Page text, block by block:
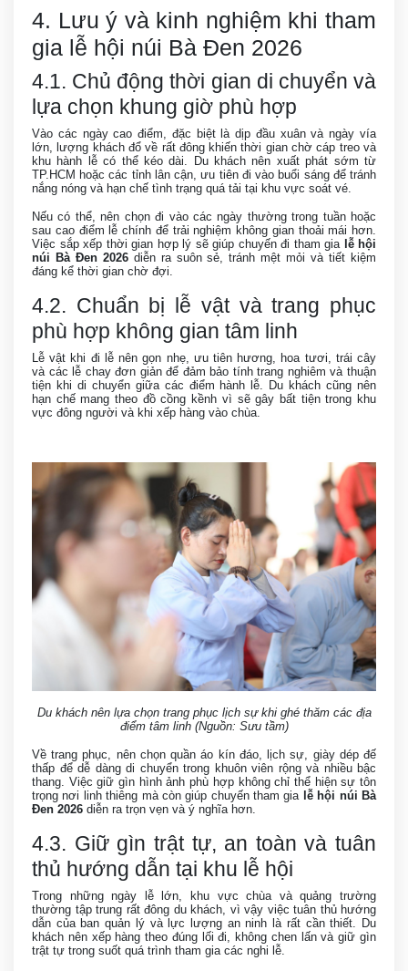
4. Lưu ý và kinh nghiệm khi tham
gia lễ hội núi Bà Đen 2026
4.1. Chủ động thời gian di chuyển và
lựa chọn khung giờ phù hợp
Vào các ngày cao điểm, đặc biệt là dịp đầu xuân và ngày vía
lớn, lượng khách đổ về rất đông khiến thời gian chờ cáp treo và
khu hành lễ có thể kéo dài. Du khách nên xuất phát sớm từ
TP.HCM hoặc các tỉnh lân cận, ưu tiên đi vào buổi sáng để tránh
nắng nóng và hạn chế tình trạng quá tải tại khu vực soát vé.
Nếu có thể, nên chọn đi vào các ngày thường trong tuần hoặc
sau cao điểm lễ chính để trải nghiệm không gian thoải mái hơn.
Việc sắp xếp thời gian hợp lý sẽ giúp chuyến đi tham gia lễ hội
núi Bà Đen 2026diễn ra suôn sẻ, tránh mệt mỏi và tiết kiệm
đáng kể thời gian chờ đợi.
4.2. Chuẩn bị lễ vật và trang phục
phù hợp không gian tâm linh
Lễ vật khi đi lễ nên gọn nhẹ, ưu tiên hương, hoa tươi, trái cây
và các lễ chay đơn giản để đảm bảo tính trang nghiêm và thuận
tiện khi di chuyển giữa các điểm hành lễ. Du khách cũng nên
hạn chế mang theo đồ cồng kềnh vì sẽ gây bất tiện trong khu
vực đông người và khi xếp hàng vào chùa.
Du khách nên lựa chọn trang phục lịch sự khi ghé thăm các địa
điểm tâm linh (Nguồn: Sưu tầm)
Về trang phục, nên chọn quần áo kín đáo, lịch sự, giày dép đế
thấp để dễ dàng di chuyển trong khuôn viên rộng và nhiều bậc
thang. Việc giữ gìn hình ảnh phù hợp không chỉ thể hiện sự tôn
trọng nơi linh thiêng mà còn giúp chuyến tham gia lễ hội núi Bà
Đen 2026 diễn ra trọn vẹn và ý nghĩa hơn.
4.3. Giữ gìn trật tự, an toàn và tuân
thủ hướng dẫn tại khu lễ hội
Trong những ngày lễ lớn, khu vực chùa và quảng trường
thường tập trung rất đông du khách, vì vậy việc tuân thủ hướng
dẫn của ban quản lý và lực lượng an ninh là rất cần thiết. Du
khách nên xếp hàng theo đúng lối đi, không chen lấn và giữ gìn
trật tự trong suốt quá trình tham gia các nghi lễ.